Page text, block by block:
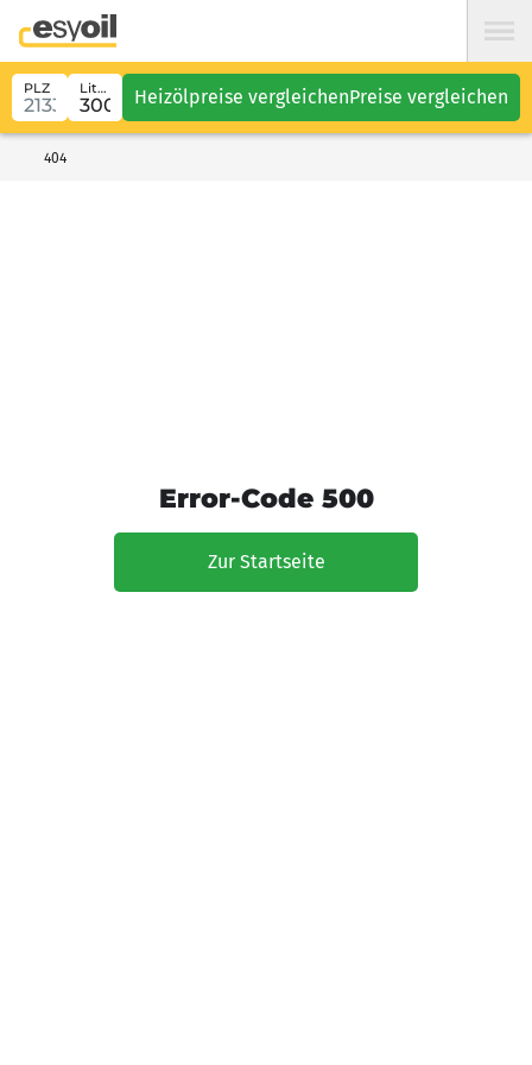
PLZ Liter Heizölpreise vergleichenPreise vergleichen
404
Error-Code 500
Zur Startseite